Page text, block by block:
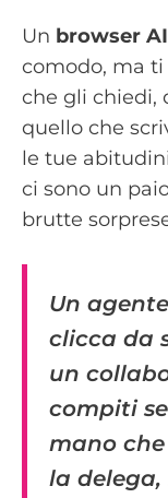
Un browser AI
comodo, ma
che gli chiedi,
quello che
le tue
ci sono un
brutte
Un
clicca da
un
compiti
mano
la